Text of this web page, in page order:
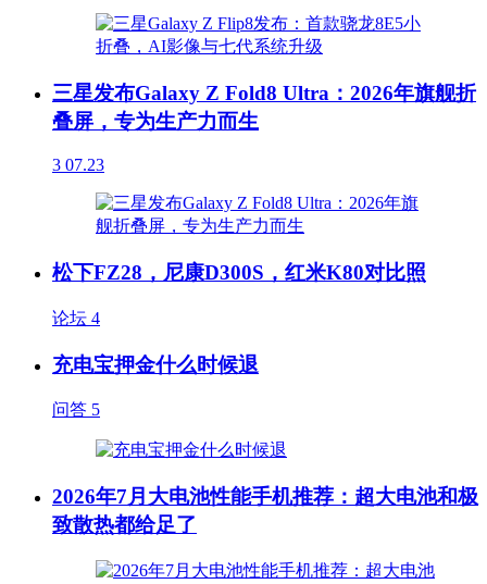
三星发布Galaxy Z Fold8 Ultra：2026年旗舰折
叠屏，专为生产力而生
3 07.23
松下FZ28，尼康D300S，红米K80对比照
论坛 4
充电宝押金什么时候退
问答 5
2026年7月大电池性能手机推荐：超大电池和极
致散热都给足了